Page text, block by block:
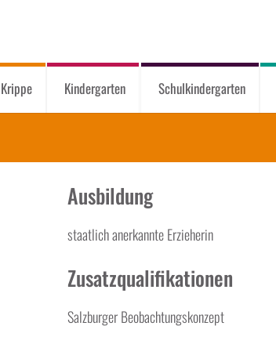
Krippe Kindergarten Schulkindergarten
Ausbildung
staatlich anerkannte Erzieherin
Zusatzqualifikationen
Salzburger Beobachtungskonzept